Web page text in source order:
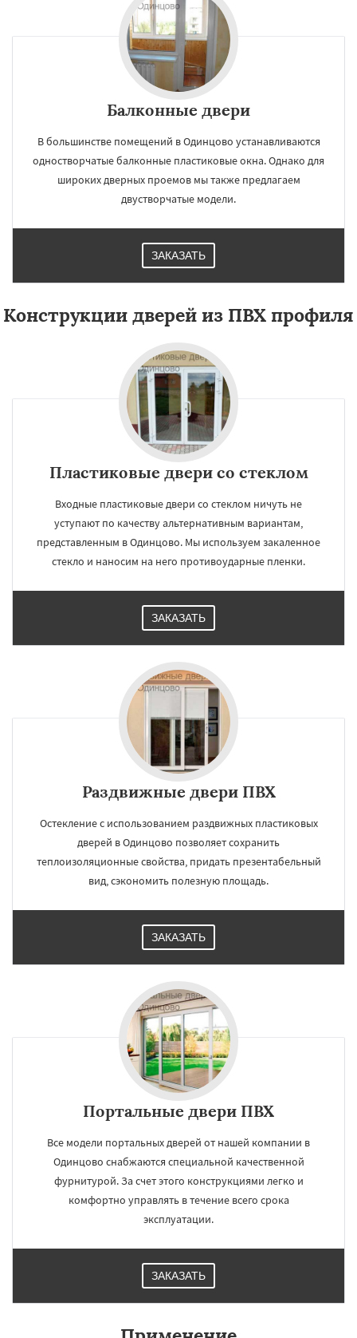
Балконные двери
В большинстве помещений в Одинцово устанавливаются
одностворчатые балконные пластиковые окна. Однако для
широких дверных проемов мы также предлагаем
двустворчатые модели.
ЗАКАЗАТЬ
Конструкции дверей из ПВХ профиля
Пластиковые двери со стеклом
Входные пластиковые двери со стеклом ничуть не
уступают по качеству альтернативным вариантам,
представленным в Одинцово. Мы используем закаленное
стекло и наносим на него противоударные пленки.
ЗАКАЗАТЬ
Раздвижные двери ПВХ
Остекление с использованием раздвижных пластиковых
дверей в Одинцово позволяет сохранить
теплоизоляционные свойства, придать презентабельный
вид, сэкономить полезную площадь.
ЗАКАЗАТЬ
Портальные двери ПВХ
Все модели портальных дверей от нашей компании в
Одинцово снабжаются специальной качественной
фурнитурой. За счет этого конструкциями легко и
комфортно управлять в течение всего срока
эксплуатации.
ЗАКАЗАТЬ